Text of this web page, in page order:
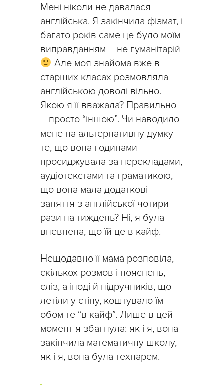
Мені ніколи не давалася
англійська. Я закінчила фізмат, і
багато років саме це було моїм
виправданням – не гуманітарій
Але моя знайома вже в
старших класах розмовляла
англійською доволі вільно.
Якою я її вважала? Правильно
– просто “іншою”. Чи наводило
мене на альтернативну думку
те, що вона годинами
просиджувала за перекладами,
аудіотекстами та граматикою,
що вона мала додаткові
заняття з англійської чотири
рази на тиждень? Ні, я була
впевнена, що їй це в кайф.
Нещодавно її мама розповіла,
скількох розмов і пояснень,
сліз, а іноді й підручників, що
летіли у стіну, коштувало їм
обом те “в кайф”. Лише в цей
момент я збагнула: як і я, вона
закінчила математичну школу,
як і я, вона була технарем.